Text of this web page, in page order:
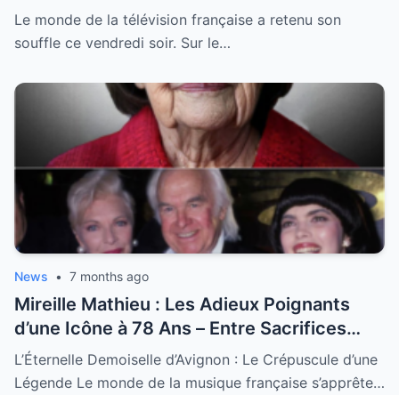
après la perte de son mari
Le monde de la télévision française a retenu son
souffle ce vendredi soir. Sur le…
News • 7 months ago
Mireille Mathieu : Les Adieux Poignants
d’une Icône à 78 Ans – Entre Sacrifices
Amoureux et Destin Royal
L’Éternelle Demoiselle d’Avignon : Le Crépuscule d’une
Légende Le monde de la musique française s’apprête…